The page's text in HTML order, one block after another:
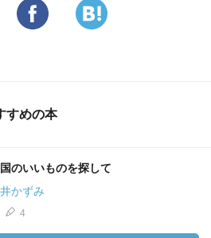
すめの本
のいいものを探して
かずみ
4